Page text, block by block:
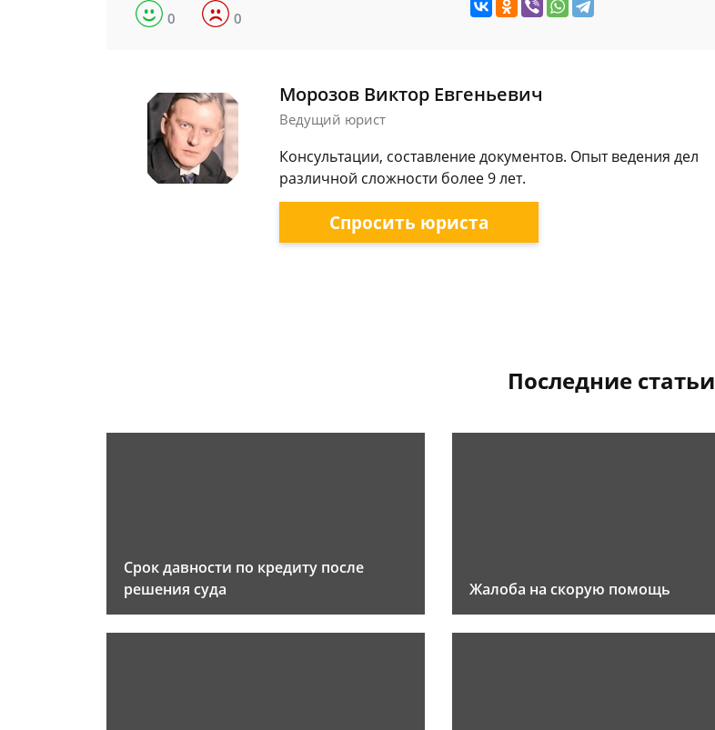
0 0
Морозов Виктор Евгеньевич
Ведущий юрист
Консультации, составление документов. Опыт ведения дел
различной сложности более 9 лет.
Спросить юриста
Последние статьи
Срок давности по кредиту после
решения суда
Жалоба на скорую помощь